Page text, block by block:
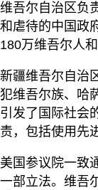
维吾尔自治区负
和虐待的中国政
180万维吾尔人
新疆维吾尔自治
犯维吾尔族、哈
引发了国际社会
责，包括使用先
美国参议院一致
一部立法。维吾